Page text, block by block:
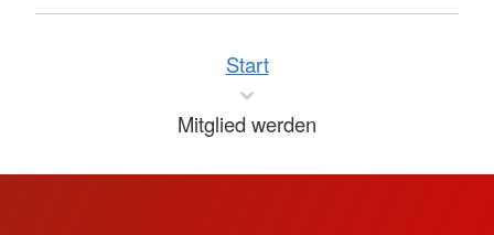
Start
Mitglied werden